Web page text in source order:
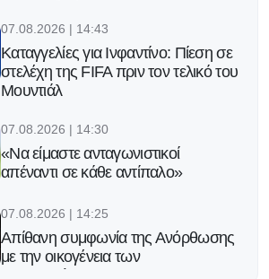
07.08.2026 | 14:43
Καταγγελίες για Ινφαντίνο: Πίεση σε
στελέχη της FIFA πριν τον τελικό του
Μουντιάλ
07.08.2026 | 14:30
«Να είμαστε ανταγωνιστικοί
απέναντι σε κάθε αντίπαλο»
07.08.2026 | 14:25
Απίθανη συμφωνία της Ανόρθωσης
με την οικογένεια των
Αντετοκούνμπο